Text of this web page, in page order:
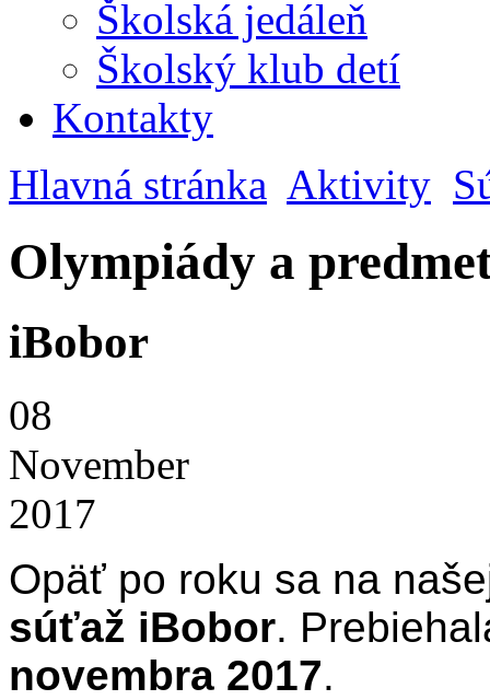
Školská jedáleň
Školský klub detí
Kontakty
Hlavná stránka Aktivity
Olympiády a
iBobor
08
November
2017
Opäť po roku sa na
súťaž iBobor.
novembra 2017.